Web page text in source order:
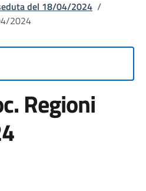
del 18/04/2024 /
2024
Regioni